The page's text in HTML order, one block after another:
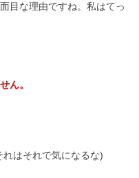
目な理由ですね。私はてっ
ん。
はそれで気になるな)